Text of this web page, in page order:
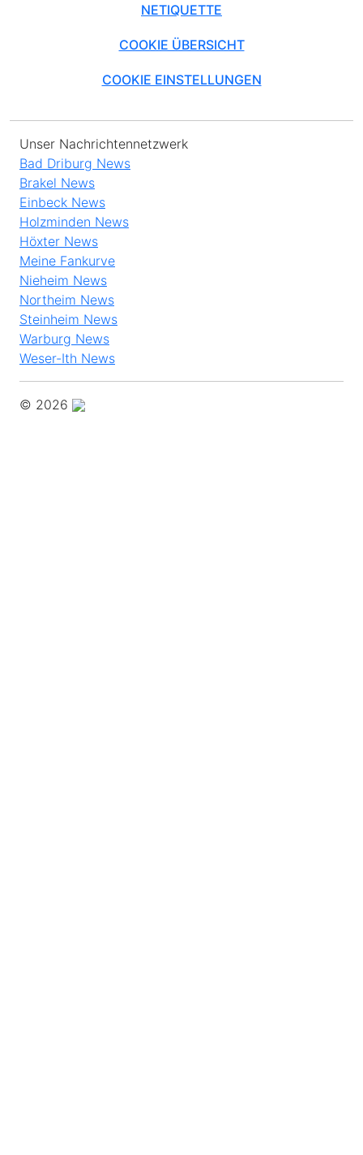
NETIQUETTE
COOKIE ÜBERSICHT
COOKIE EINSTELLUNGEN
Unser Nachrichtennetzwerk
Bad Driburg News
Brakel News
Einbeck News
Holzminden News
Höxter News
Meine Fankurve
Nieheim News
Northeim News
Steinheim News
Warburg News
Weser-Ith News
© 2026